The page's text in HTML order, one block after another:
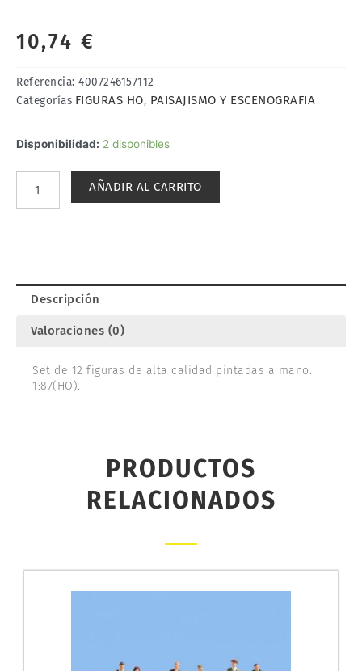
10,74 €
Referencia: 4007246157112
Categorías FIGURAS HO, PAISAJISMO Y ESCENOGRAFIA
Disponibilidad: 2 disponibles
ANIMALES
NOCH
AÑADIR AL CARRITO
Descripción
Valoraciones (0)
Set de 12 figuras de alta calidad pintadas a mano.
1:87(HO).
PRODUCTOS
RELACIONADOS